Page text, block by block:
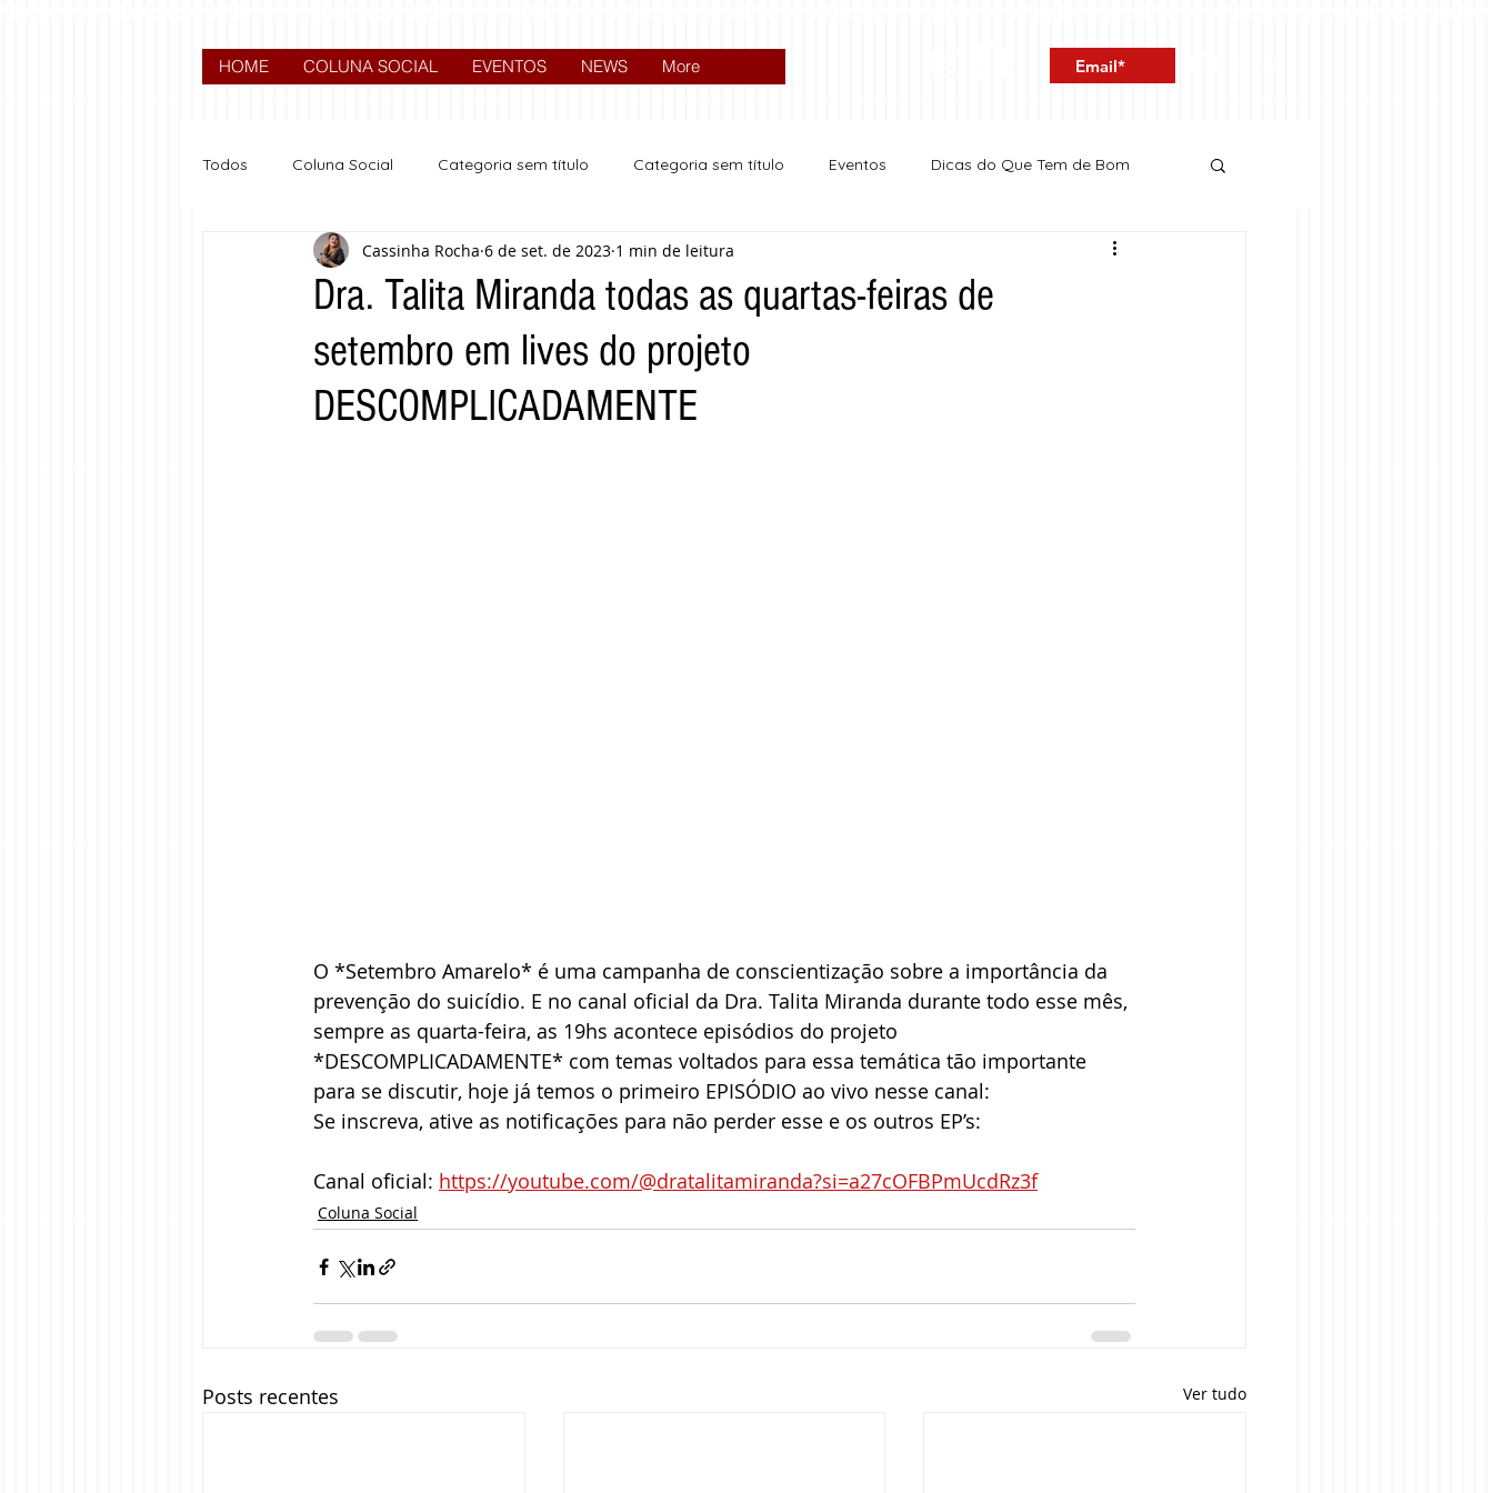
HOME COLUNA SOCIAL EVENTOS NEWS More
Todos Coluna Social Categoria sem título Categoria sem título Eventos Dicas do Que Tem de Bom
Nova categoria Expocrato 2024 Política
Dra. Talita Miranda todas as quartas-feiras de
setembro em lives do projeto
DESCOMPLICADAMENTE
Cassinha Rocha 6 de set. de 2023 1 min de leitura
O *Setembro Amarelo* é uma campanha de conscientização sobre a importância da
prevenção do suicídio. E no canal oficial da Dra. Talita Miranda durante todo esse mês,
sempre as quarta-feira, as 19hs acontece episódios do projeto
*DESCOMPLICADAMENTE* com temas voltados para essa temática tão importante
para se discutir, hoje já temos o primeiro EPISÓDIO ao vivo nesse canal:
Se inscreva, ative as notificações para não perder esse e os outros EP’s:
Canal oficial: https://youtube.com/@dratalitamiranda?si=a27cOFBPmUcdRz3f
Coluna Social
Posts recentes Ver tudo